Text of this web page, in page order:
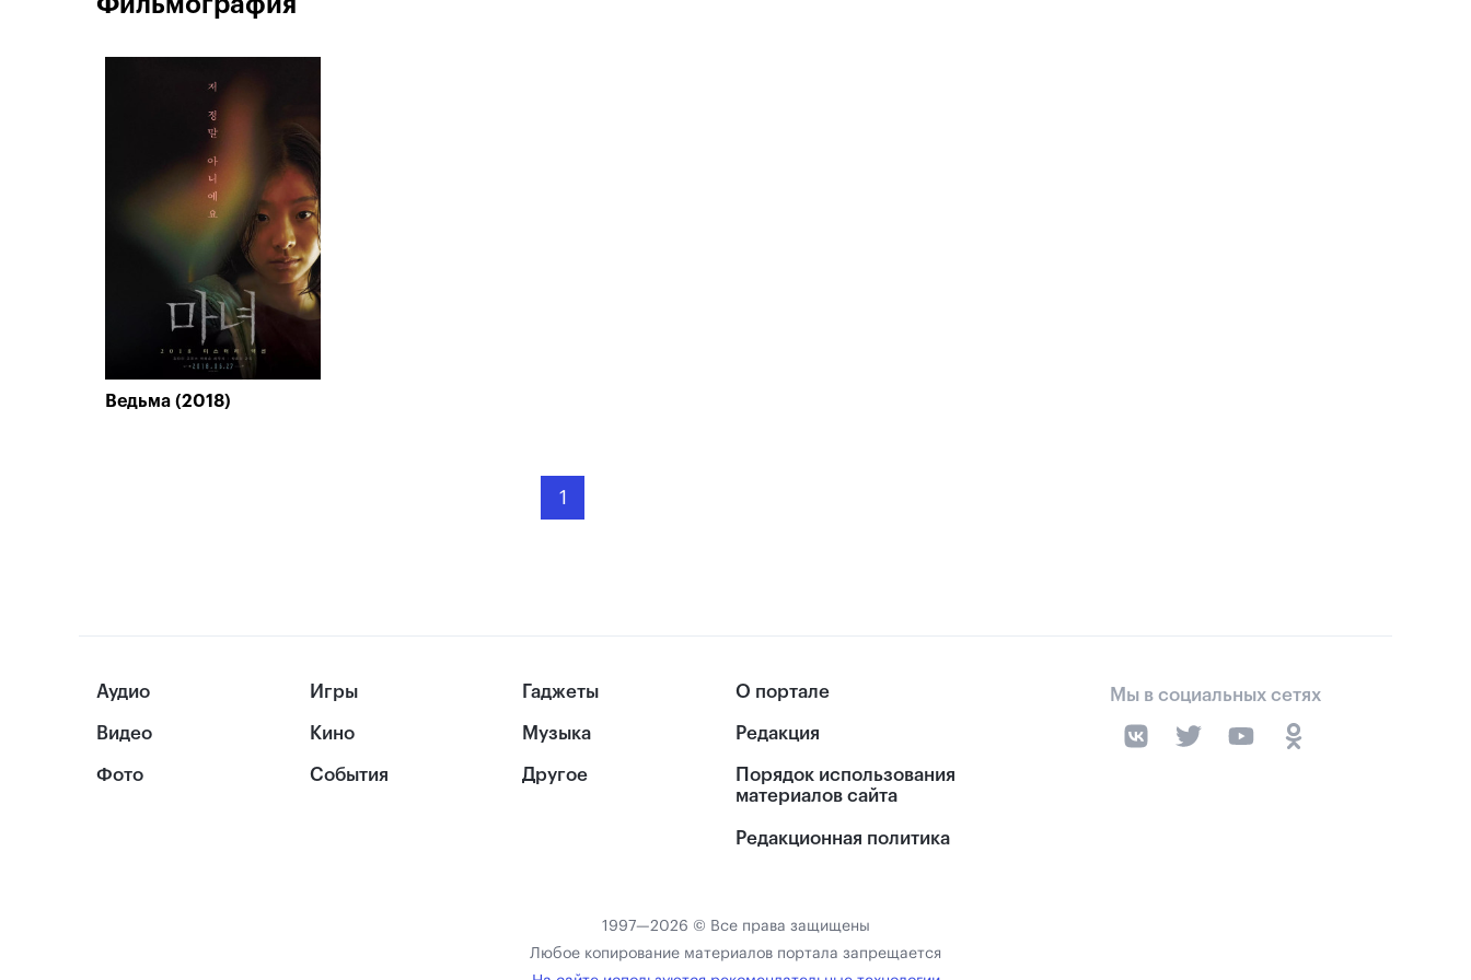
Ведьма (2018)
1
Аудио
Видео
Фото
Игры
Кино
События
Гаджеты
Музыка
Другое
О портале
Редакция
Порядок использования
материалов сайта
Редакционная политика
Мы в социальных сетях
1997—2026 © Все права защищены
Любое копирование материалов портала запрещается